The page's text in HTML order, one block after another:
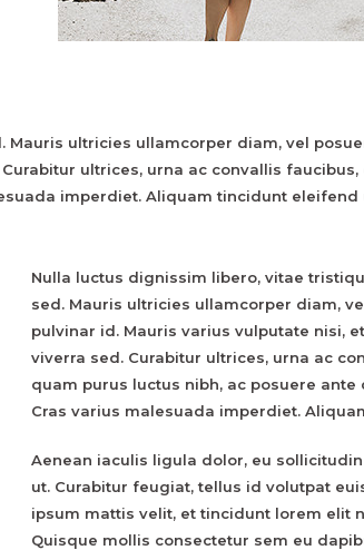
ultricies ullamcorper diam, vel
ultrices, urna ac convallis faucibus,
imperdiet. Aliquam tincidunt eleifend
Nulla luctus dignissim libero, vitae
sed. Mauris ultricies ullamcorper diam,
pulvinar id. Mauris varius vulputate nisi,
viverra sed. Curabitur ultrices, urna ac
quam purus luctus nibh, ac posuere ante
Cras varius malesuada imperdiet.
Aenean iaculis ligula dolor, eu
ut. Curabitur feugiat, tellus id volutpat
ipsum mattis velit, et tincidunt lorem elit
Quisque mollis consectetur sem eu